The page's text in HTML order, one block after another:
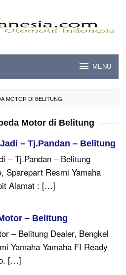
MENU
MOTOR DI BELITUNG
Motor di Belitung
– Tj.Pandan – Belitung
– Tj.Pandan – Belitung
Sparepart Resmi Yamaha
Alamat : […]
– Belitung
– Belitung Dealer, Bengkel
Yamaha Yamaha FI Ready
[…]